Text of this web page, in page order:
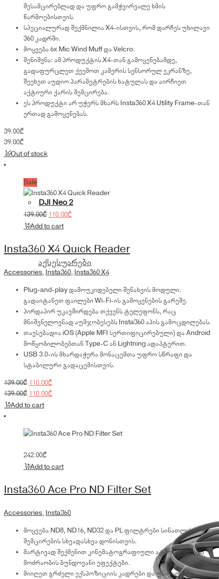
DJI Neo 2
აქსესუარები
შესამცირებლად და უფრო გამჭვირვალე ხმის
წარმოებისთვის.
სპეციალურად შექმნილია X4-ისთვის, რომ დარჩეს უხილავი
360 კადრში.
მოყვება 6x Mic Wind Muff და Velcro.
შენიშვნა: ამ პროდუქტის X4-თან გამოყენებამდე,
გადაფურცლეთ ქვემოთ კამერის სენსორულ ეკრანზე,
შეეხეთ აუდიო პარამეტრების ხატულას და აირჩიეთ
აქტიური ქარის შემცირება.
ეს პროდუქტი არ უჭერს მხარს Insta360 X4 Utility Frame-თან
ერთად გამოყენებას.
39.00₾
39.00₾
Out of stock
Sale
139.00₾ Original
price
139.00₾.
110.00₾Current
110.00₾.
Add to cart
Insta360 X4 Quick Reader
Accessories, Insta360, Insta360 X4
Plug-and-play დამოუკიდებელი შენახვის მოდული.
გადაიტანეთ ფაილები Wi-Fi-ის გამოყენების გარეშე.
პირდაპირ უკავშირდება თქვენს ტელეფონს, რაც
მნიშვნელოვნად აუმჯობესებს Insta360 აპის გამოცდილებას.
თავსებადია iOS (Apple MFI სერთიფიცირებული) და Android
მოწყობილობებთან Type-C ან Lightning ადაპტერით.
USB 3.0-ის მხარდაჭერა მონაცემთა უფრო სწრაფი და
სტაბილური გადაცემისთვის.
139.00₾ Original
price
was:
110.00₾Current
price
139.00₾ Original
price
110.00₾Current
Add to cart
242.00₾
Add to cart
Insta360 Ace Pro ND Filter Set
Accessories, Insta360
მოყვება ND8, ND16, ND32 და PL ფილტრები სინათლის
შემცირების სხვადასხვა დონისთვის.
მარტივად შექმენით კინემატოგრაფიული ატმოსფერო და
მოძრაობის ბუნდოვანი ეფექტები.
მიიღეთ გრძელი ექსპოზიციის კადრები და უნიკალური